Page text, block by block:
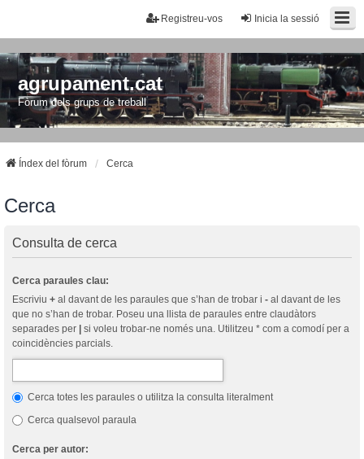
Inicia la sessió
Registreu-vos
agrupament.cat
Fòrum dels grups de treball
Índex del fòrum Cerca
Cerca
Consulta de cerca
Cerca paraules clau:
Escriviu + al davant de les paraules que s’han de trobar i - al davant de les
que no s’han de trobar. Poseu una llista de paraules entre claudàtors
separades per | si voleu trobar-ne només una. Utilitzeu * com a comodí per a
coincidències parcials.
Cerca totes les paraules o utilitza la consulta literalment
Cerca qualsevol paraula
Cerca per autor: